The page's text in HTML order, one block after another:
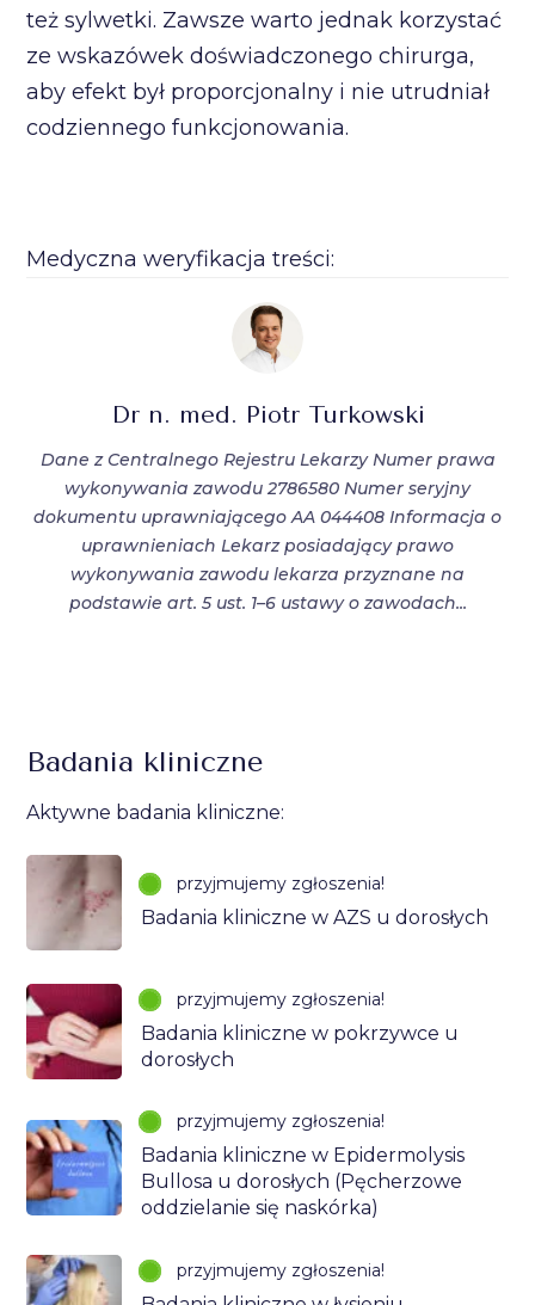
też sylwetki. Zawsze warto jednak korzystać
ze wskazówek doświadczonego chirurga,
aby efekt był proporcjonalny i nie utrudniał
codziennego funkcjonowania.
Medyczna weryfikacja treści:
Dr n. med. Piotr Turkowski
Dane z Centralnego Rejestru Lekarzy Numer prawa
wykonywania zawodu 2786580 Numer seryjny
dokumentu uprawniającego AA 044408 Informacja o
uprawnieniach Lekarz posiadający prawo
wykonywania zawodu lekarza przyznane na
podstawie art. 5 ust. 1–6 ustawy o zawodach...
Badania kliniczne
Aktywne badania kliniczne:
przyjmujemy zgłoszenia!
Badania kliniczne w AZS u dorosłych
przyjmujemy zgłoszenia!
Badania kliniczne w pokrzywce u
dorosłych
przyjmujemy zgłoszenia!
Badania kliniczne w Epidermolysis
Bullosa u dorosłych (Pęcherzowe
oddzielanie się naskórka)
przyjmujemy zgłoszenia!